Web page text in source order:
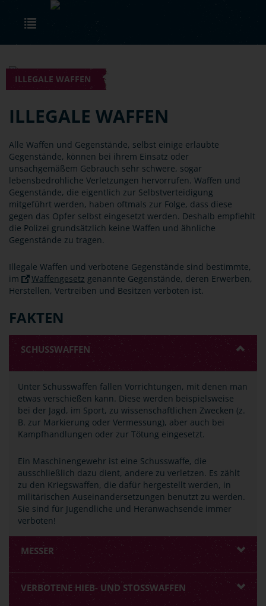
Skip to main content
ILLEGALE WAFFEN
ILLEGALE WAFFEN
Alle Waffen und Gegenstände, selbst einige erlaubte
Gegenstände, können bei ihrem Einsatz oder
unsachgemäßem Gebrauch sehr schwere, sogar
lebensbedrohliche Verletzungen hervorrufen. Waffen und
Gegenstände, die eigentlich zur Selbstverteidigung
mitgeführt werden, haben oftmals zur Folge, dass diese
gegen das Opfer selbst eingesetzt werden. Deshalb empfiehlt
die Polizei grundsätzlich keine Waffen und ähnliche
Gegenstände zu tragen.
Illegale Waffen und verbotene Gegenstände sind bestimmte,
im
Waffengesetz genannte Gegenstände, deren Erwerben,
Herstellen, Vertreiben und Besitzen verboten ist.
FAKTEN
SCHUSSWAFFEN
Unter Schusswaffen fallen Vorrichtungen, mit denen man
etwas verschießen kann. Diese werden beispielsweise
bei der Jagd, im Sport, zu wissenschaftlichen Zwecken (z.
B. zur Markierung oder Vermessung), aber auch bei
Kampfhandlungen oder zur Tötung eingesetzt.
Ein Maschinengewehr ist eine Schusswaffe, die
ausschließlich dazu dient, andere zu verletzen. Es zählt
zu den Kriegswaffen, die dafür hergestellt werden, in
militärischen Auseinandersetzungen benutzt zu werden.
Sie sind für Jugendliche und Heranwachsende immer
verboten!
MESSER
VERBOTENE HIEB- UND STOSSWAFFEN